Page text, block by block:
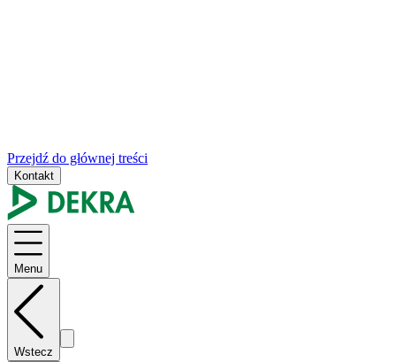
Przejdź do głównej treści
Kontakt
Menu
Wstecz